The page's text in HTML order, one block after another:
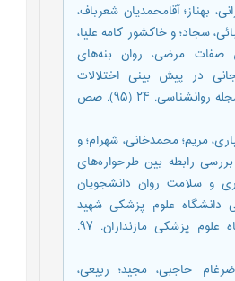
بهناز؛ آقامحمدیان شعرباف،
سجاد؛ و خاکشور کامه علیا،
نقش صفات مرضی، روان بنه‌های
در پیش بینی اختلالات
شخصیت خوشة C. مجله روانشناسی. ۲۴ (۹۵). صص
مریم؛ محمدخانی، شهرام؛ و
زهره (۱۳۹۱). بررسی رابطه‌ بین طرحواره‌های
و سلامت روان دانشجویان
علوم پزشکی شهید
بهشتی. مجله دانشگاه علوم پزشکی مازنداران. ۹۷.
حاجبی، مجید؛ ربیعی،